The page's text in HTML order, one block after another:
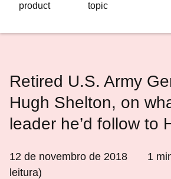
product
topic
Retired U.S. Army
Hugh Shelton, on
leader he’d follow to
12 de novembro de 2018 1
leitura)